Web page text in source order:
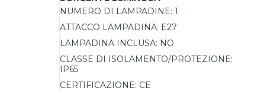
NUMERO DI LAMPADINE: 1
ATTACCO LAMPADINA: E27
LAMPADINA INCLUSA: NO
CLASSE DI ISOLAMENTO/PROTEZIONE:
IP65
CERTIFICAZIONE: CE